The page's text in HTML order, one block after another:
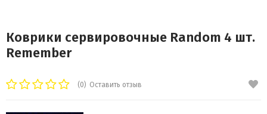
Коврики сервировочные Random 4 шт.
Remember
(0) Оставить отзыв